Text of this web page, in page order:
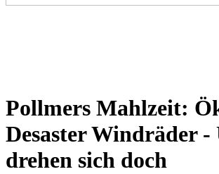
Pollmers Mahlzeit:
Desaster Windräder -
drehen sich doch